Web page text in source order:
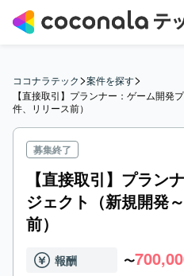
ココナラテック>案件を探す>
【直接取引】プランナー：ゲーム開発
件、リリース前）
募集終了
【直接取引】プラン
ジェクト（新規開発
前）
報酬 〜